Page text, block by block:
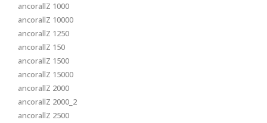
ancorallZ 1000
ancorallZ 10000
ancorallZ 1250
ancorallZ 150
ancorallZ 1500
ancorallZ 15000
ancorallZ 2000
ancorallZ 2000_2
ancorallZ 2500